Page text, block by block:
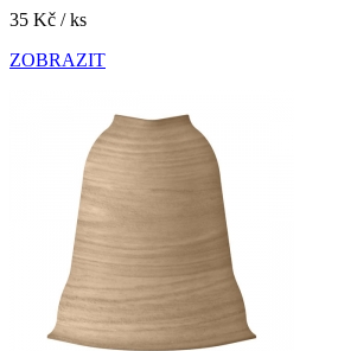
35 Kč / ks
ZOBRAZIT